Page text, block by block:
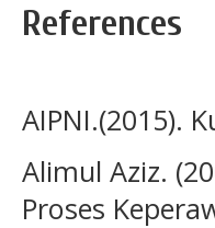
References
AIPNI.(2015).
Alimul Aziz.
Proses